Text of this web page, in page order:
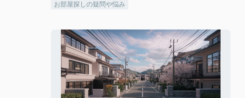
お部屋探しの疑問や悩み